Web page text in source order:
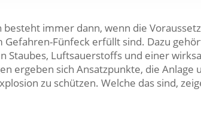
besteht immer dann, wenn die
Gefahren-Fünfeck erfüllt sind. Dazu
Staubes, Luftsauerstoffs und einer
ergeben sich Ansatzpunkte, die Anlage
zu schützen. Welche das sind,